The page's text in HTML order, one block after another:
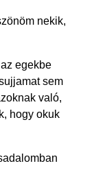
nekik,
egekbe
sem
való,
hogy okuk